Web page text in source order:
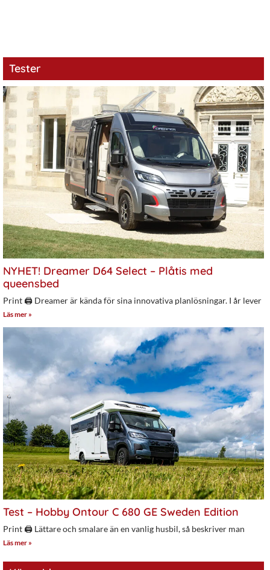
Tester
NYHET! Dreamer D64 Select – Plåtis med
queensbed
Print 🖨 Dreamer är kända för sina innovativa planlösningar. I år lever
Läs mer »
Test – Hobby Ontour C 680 GE Sweden Edition
Print 🖨 Lättare och smalare än en vanlig husbil, så beskriver man
Läs mer »